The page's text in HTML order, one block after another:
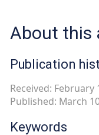
About this
Publication
Received: February
Published: March
Keywords